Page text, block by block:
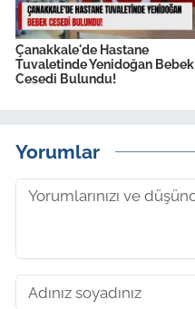
Çanakkale'de Hastane
Tuvaletinde Yenidoğan Bebek
Cesedi Bulundu!
Yorumlar